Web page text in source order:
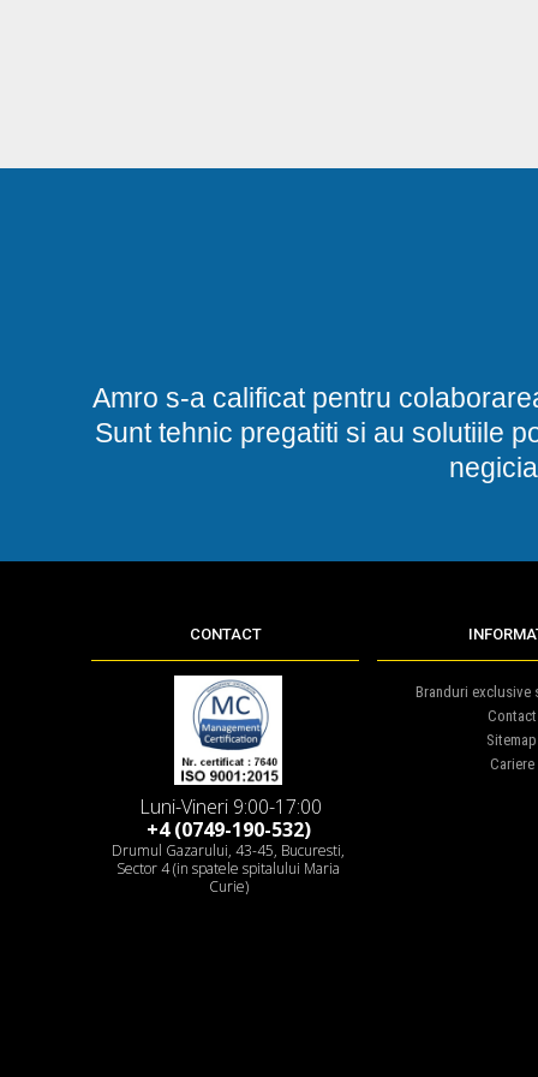
Amro s-a calificat pentru
Sunt tehnic pregatiti si au solutiile
CONTACT
Luni-Vineri 9:00-17:00
+4 (0749-190-532)
Drumul Gazarului, 43-45, Bucuresti,
Sector 4 (in spatele spitalului Maria
Curie)
Branduri exclusive
Contact
Sitemap
Cariere